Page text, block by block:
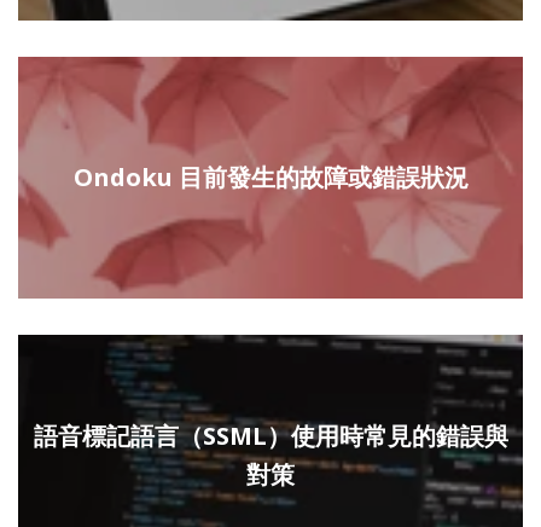
Ondoku 目前發生的故障或錯誤狀況
語音標記語言（SSML）使用時常見的錯誤與
對策